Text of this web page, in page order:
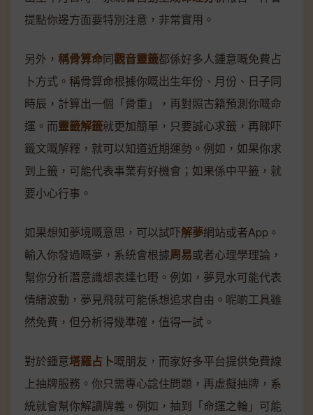
提點你邊方面要特別注意，非常實用。
另外， 稱骨算命同觀音靈籤都係好多人鍾意嘅免費占
卜方式。稱骨算命根據你嘅出生年份、月份、日子同
時辰，計算出一個「骨重」，再對照古籍預測你嘅命
運。而靈籤解籤就更加簡單，只要誠心求籤，再睇吓
籤文嘅解釋，就可以知道近期運勢。例如，如果你求
到上籤，可能代表事業有好機會；如果係中平籤，就
要小心行事。
如果想知夢境嘅意思，可以試吓解夢網站或者App。
輸入你發過嘅夢，系統會根據周易或者心理學理論，
幫你分析潛意識想表達乜嘢。例如，夢見水可能代表
情緒波動，夢見飛就可能係想追求自由。呢啲工具雖
然免費，但分析得幾準確，值得一試。
對於鍾意塔羅占卜嘅朋友，而家好多平台提供免費線
上抽牌服務。你只需專心諗住問題，再虛擬抽牌，系
統就會幫你解讀牌義。例如，抽到「命運之輪」可能